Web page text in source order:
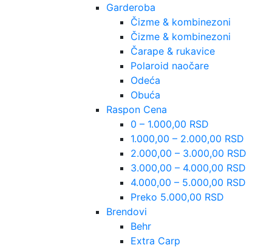
Garderoba
Čizme & kombinezoni
Čizme & kombinezoni
Čarape & rukavice
Polaroid naočare
Odeća
Obuća
Raspon Cena
0 – 1.000,00 RSD
1.000,00 – 2.000,00 RSD
2.000,00 – 3.000,00 RSD
3.000,00 – 4.000,00 RSD
4.000,00 – 5.000,00 RSD
Preko 5.000,00 RSD
Brendovi
Behr
Extra Carp